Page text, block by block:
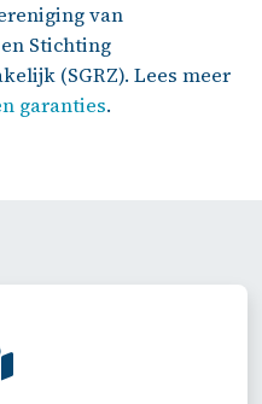
van
Stichting
(SGRZ). Lees meer
garanties.